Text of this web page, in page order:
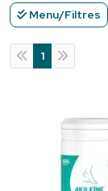
Menu/Filtres
1